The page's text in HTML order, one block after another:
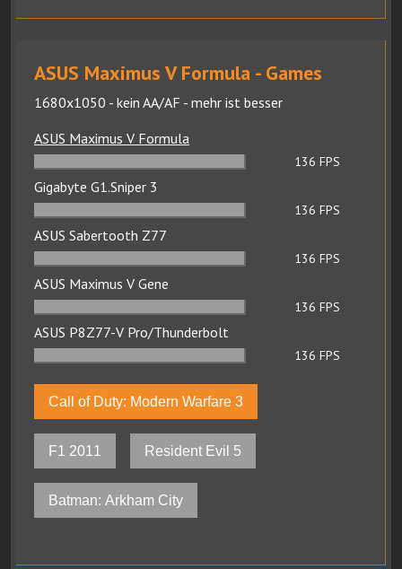
ASUS Maximus V Formula - Games
1680x1050 - kein AA/AF - mehr ist besser
ASUS Maximus V Formula
136 FPS
Gigabyte G1.Sniper 3
136 FPS
ASUS Sabertooth Z77
136 FPS
ASUS Maximus V Gene
136 FPS
ASUS P8Z77-V Pro/Thunderbolt
136 FPS
Call of Duty: Modern Warfare 3
F1 2011 Resident Evil 5
Batman: Arkham City